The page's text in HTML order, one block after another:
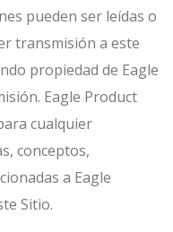
pueden ser leídas o
transmisión a este
propiedad de Eagle
Eagle Product
cualquier
conceptos,
a Eagle
Sitio.